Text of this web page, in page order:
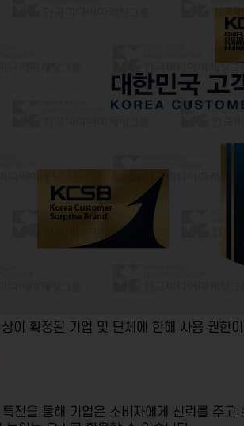
이 확정된 기업 및 단체에 한해 사용 권한
전을 통해 기업은 소비자에게 신뢰를 주고